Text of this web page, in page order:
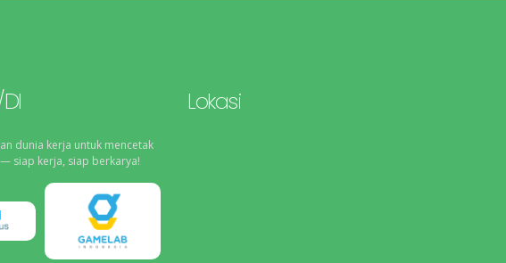
dunia kerja untuk mencetak
— siap kerja, siap berkarya!
Lokasi